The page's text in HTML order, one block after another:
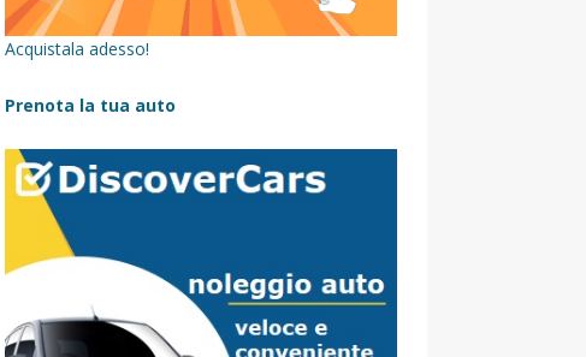
Acquistala adesso!
Prenota la tua auto